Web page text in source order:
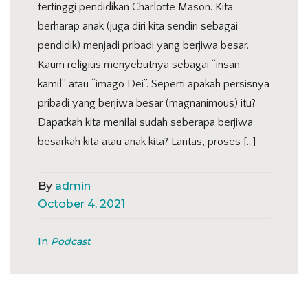
tertinggi pendidikan Charlotte Mason. Kita
berharap anak (juga diri kita sendiri sebagai
pendidik) menjadi pribadi yang berjiwa besar.
Kaum religius menyebutnya sebagai “insan
kamil” atau “imago Dei”. Seperti apakah persisnya
pribadi yang berjiwa besar (magnanimous) itu?
Dapatkah kita menilai sudah seberapa berjiwa
besarkah kita atau anak kita? Lantas, proses […]
By admin
October 4, 2021
In Podcast